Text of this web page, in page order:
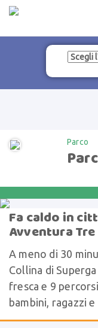
Parco
Fa caldo in
Avventura
A meno di 30
Collina di
fresca e 9
bambini, ragazzi